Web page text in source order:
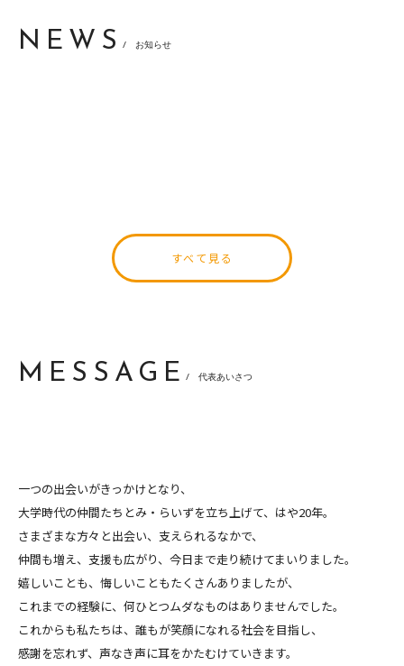
NEWS / お知らせ
すべて見る
MESSAGE / 代表あいさつ
一つの出会いがきっかけとなり、
大学時代の仲間たちとみ・らいずを立ち上げて、はや20年。
さまざまな方々と出会い、支えられるなかで、
仲間も増え、支援も広がり、今日まで走り続けてまいりました。
嬉しいことも、悔しいこともたくさんありましたが、
これまでの経験に、何ひとつムダなものはありませんでした。
これからも私たちは、誰もが笑顔になれる社会を目指し、
感謝を忘れず、声なき声に耳をかたむけていきます。